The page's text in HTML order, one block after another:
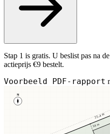
Stap 1 is gratis. U beslist pas na
actieprijs €9 bestelt.
Voorbeeld PDF-rapport
N
3,8 m
25,4 m